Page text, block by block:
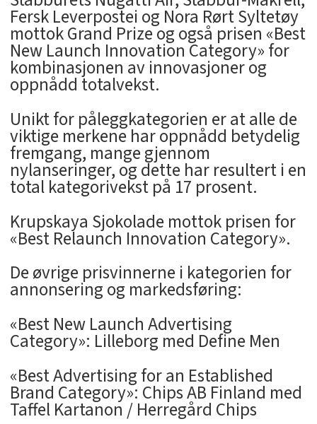
Fersk Leverpostei og Nora Rørt Syltetøy
mottok Grand Prize og også prisen «Best
New Launch Innovation Category» for
kombinasjonen av innovasjoner og
oppnådd totalvekst.
Unikt for påleggkategorien er at alle de
viktige merkene har oppnådd betydelig
fremgang, mange gjennom
nylanseringer, og dette har resultert i en
total kategorivekst på 17 prosent.
Krupskaya Sjokolade mottok prisen for
«Best Relaunch Innovation Category».
De øvrige prisvinnerne i kategorien for
annonsering og markedsføring:
«Best New Launch Advertising
Category»: Lilleborg med Define Men
«Best Advertising for an Established
Brand Category»: Chips AB Finland med
Taffel Kartanon / Herregård Chips